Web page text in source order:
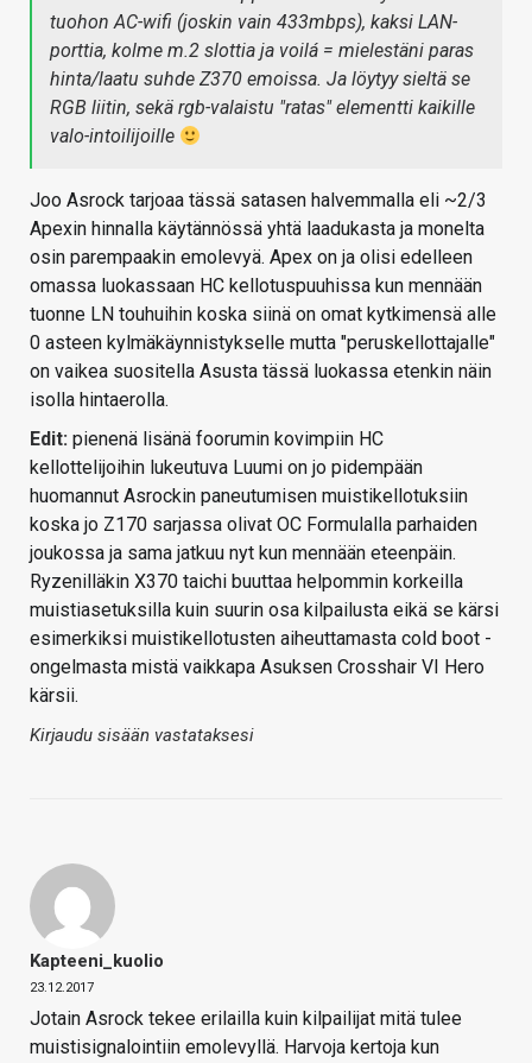
tuohon AC-wifi (joskin vain 433mbps), kaksi LAN-
porttia, kolme m.2 slottia ja voilá = mielestäni paras
hinta/laatu suhde Z370 emoissa. Ja löytyy sieltä se
RGB liitin, sekä rgb-valaistu "ratas" elementti kaikille
valo-intoilijoille
Joo Asrock tarjoaa tässä satasen halvemmalla eli ~2/3
Apexin hinnalla käytännössä yhtä laadukasta ja monelta
osin parempaakin emolevyä. Apex on ja olisi edelleen
omassa luokassaan HC kellotuspuuhissa kun mennään
tuonne LN touhuihin koska siinä on omat kytkimensä alle
0 asteen kylmäkäynnistykselle mutta "peruskellottajalle"
on vaikea suositella Asusta tässä luokassa etenkin näin
isolla hintaerolla.
Edit: pienenä lisänä foorumin kovimpiin HC
kellottelijoihin lukeutuva Luumi on jo pidempään
huomannut Asrockin paneutumisen muistikellotuksiin
koska jo Z170 sarjassa olivat OC Formulalla parhaiden
joukossa ja sama jatkuu nyt kun mennään eteenpäin.
Ryzenilläkin X370 taichi buuttaa helpommin korkeilla
muistiasetuksilla kuin suurin osa kilpailusta eikä se kärsi
esimerkiksi muistikellotusten aiheuttamasta cold boot -
ongelmasta mistä vaikkapa Asuksen Crosshair VI Hero
kärsii.
Kirjaudu sisään vastataksesi
Kapteeni_kuolio
23.12.2017
Jotain Asrock tekee erilailla kuin kilpailijat mitä tulee
muistisignalointiin emolevyllä. Harvoja kertoja kun